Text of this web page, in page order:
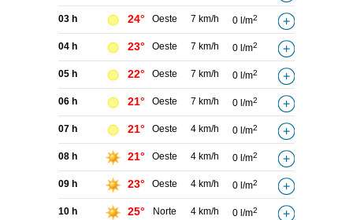
03 h 24° Oeste 7 km/h 0 l/m2
04 h 23° Oeste 7 km/h 0 l/m2
05 h 22° Oeste 7 km/h 0 l/m2
06 h 21° Oeste 7 km/h 0 l/m2
07 h 21° Oeste 4 km/h 0 l/m2
08 h 21° Oeste 4 km/h 0 l/m2
09 h 23° Oeste 4 km/h 0 l/m2
10 h 25° Norte 4 km/h 0 l/m2